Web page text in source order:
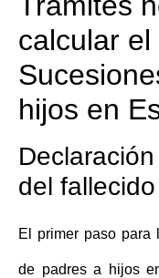
calcular
hijos en
del fallecido
El primer paso para
de padres a hijos